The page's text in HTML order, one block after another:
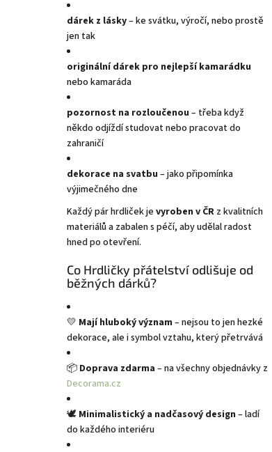
dárek z lásky– ke svátku, výročí, nebo prostě
jen tak
originální dárek pro nejlepší kamarádku
nebo kamaráda
pozornost na rozloučenou – třeba když
někdo odjíždí studovat nebo pracovat do
zahraničí
dekorace na svatbu – jako připomínka
výjimečného dne
Každý pár hrdliček je vyroben v ČR z kvalitních
materiálů a zabalen s péčí, aby udělal radost
hned po otevření.
Co Hrdličky přátelství odlišuje od
běžných dárků?
💛 Mají hluboký význam – nejsou to jen hezké
dekorace, ale i symbol vztahu, který přetrvává
📦 Doprava zdarma – na všechny objednávky z
Decorama.cz
🕊️ Minimalistický a nadčasový design – ladí
do každého interiéru